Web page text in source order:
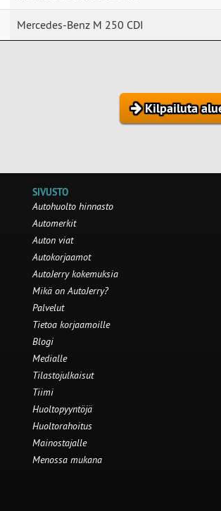
Mercedes-Benz M 250 CDI
Kilpailuta
SIVUSTO
Autohuolto hinnasto
Automerkit
Auton viat
Autokorjaamot
AutoJerry kokemuksia
Mikä on AutoJerry?
Palvelut
Tietoa korjaamoille
Blogi
Medialle
Tilastojulkaisut
Tiimi
Huoltopyyntöjä
Huoltorahoitus
Mainostajalle
Menossa mukana